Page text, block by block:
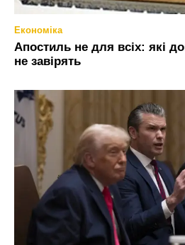
Економіка
Апостиль не для всіх: які
не завірять